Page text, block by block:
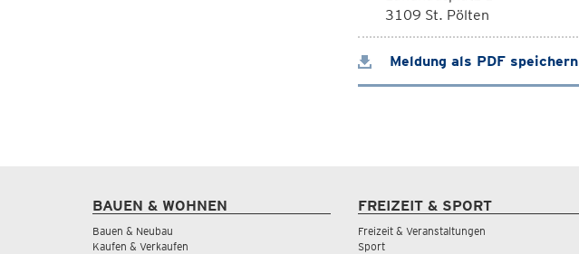
3109 St. Pölten
Meldung als PDF speichern
BAUEN & WOHNEN
Bauen & Neubau
Kaufen & Verkaufen
FREIZEIT & SPORT
Freizeit & Veranstaltungen
Sport